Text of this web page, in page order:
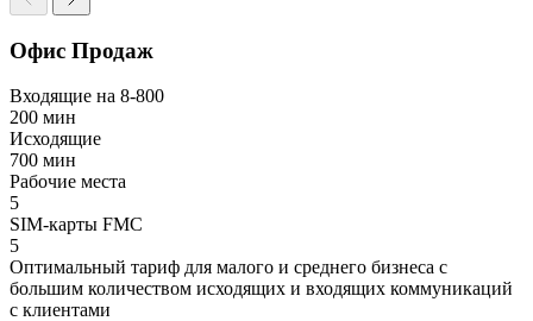
Офис Продаж
Входящие на 8-800
200 мин
Исходящие
700 мин
Рабочие места
5
SIM-карты FMC
5
Оптимальный тариф для малого и среднего бизнеса с
большим количеством исходящих и входящих коммуникаций
с клиентами